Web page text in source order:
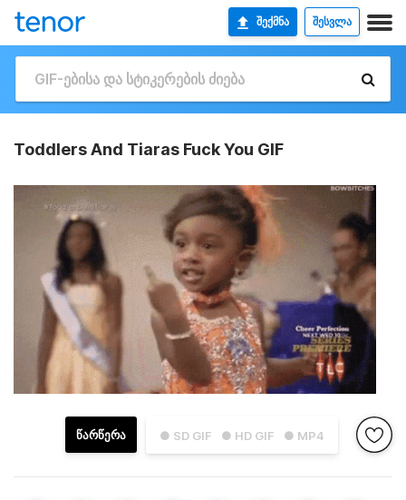
ᲨᲔᲥᲛᲜᲐ ᲨᲔᲡᲕᲚᲐ
Toddlers And Tiaras Fuck You GIF
● SD GIF ● HD GIF ● MP4
ᲬᲐᲠᲬᲔᲠᲐ